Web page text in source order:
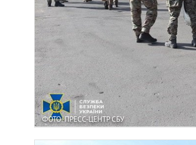
ФОТО: ПРЕСС-ЦЕНТР СБУ